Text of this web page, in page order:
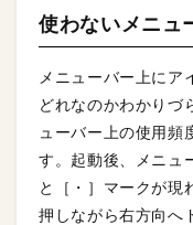
使わないメニュ
メニューバー上にア
どれなのかわかりづ
ューバー上の使用頻
す。起動後、メニュ
と［・］マークが現
押しながら右方向へ